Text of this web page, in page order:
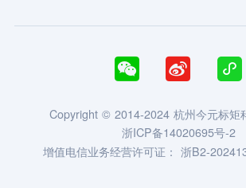
  
Copyright © 2014-2024 杭州今元标矩
浙ICP备14020695号-2
增值电信业务经营许可证： 浙B2-